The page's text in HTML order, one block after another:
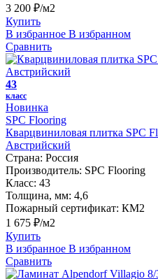
3 200 ₽/м2
Купить
В избранное В избранном
Сравнить
43
класс
Новинка
SPC Flooring
Кварцвиниловая плитка SPC
Австрийский
Страна: Россия
Производитель: SPC Flooring
Класс: 43
Толщина, мм: 4,6
Пожарный сертификат: КМ2
1 675 ₽/м2
Купить
В избранное В избранном
Сравнить